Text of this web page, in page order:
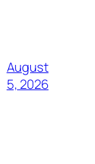
August
5, 2026